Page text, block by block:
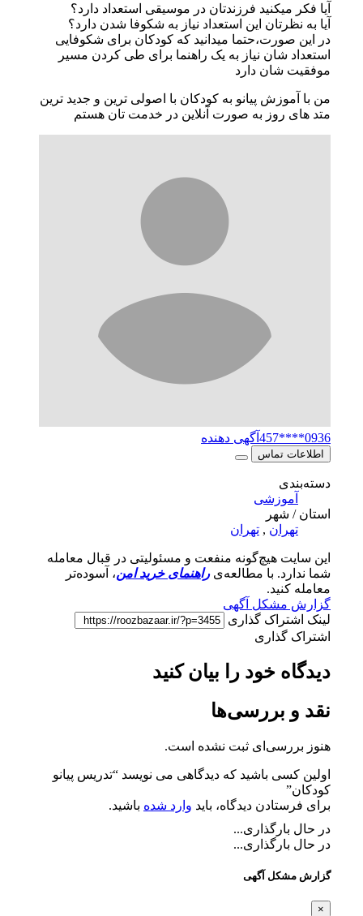
آیا فکر میکنید فرزندتان در موسیقی استعداد دارد؟
آیا به نظرتان این استعداد نیاز به شکوفا شدن دارد؟
در این صورت،حتما میدانید که کودکان برای شکوفایی
استعداد شان نیاز به یک راهنما برای طی کردن مسیر
موفقیت شان دارد
من با آموزش پیانو به کودکان با اصولی ترین و جدید ترین
متد های روز به صورت آنلاین در خدمت تان هستم
0936****457 آگهی دهنده
اطلاعات تماس
دسته‌بندی
آموزشی
استان / شهر
تهران , تهران
این سایت هیچ‌گونه منفعت و مسئولیتی در قبال معامله
شما ندارد. با مطالعه‌یراهنمای خرید امن، آسوده‌تر
معامله کنید.
گزارش مشکل آگهی
لینک اشتراک گذاری
اشتراک گذاری
دیدگاه خود را بیان کنید
نقد و بررسی‌ها
هنوز بررسی‌ای ثبت نشده است.
اولین کسی باشید که دیدگاهی می نویسد “تدریس پیانو
کودکان”
برای فرستادن دیدگاه، باید وارد شده باشید.
در حال بارگذاری...
در حال بارگذاری...
گزارش مشکل آگهی
×